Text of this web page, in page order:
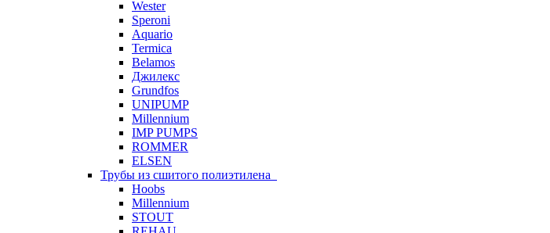
Wester
Speroni
Aquario
Termica
Belamos
Джилекс
Grundfos
UNIPUMP
Millennium
IMP PUMPS
ROMMER
ELSEN
Трубы из сшитого полиэтилена
Hoobs
Millennium
STOUT